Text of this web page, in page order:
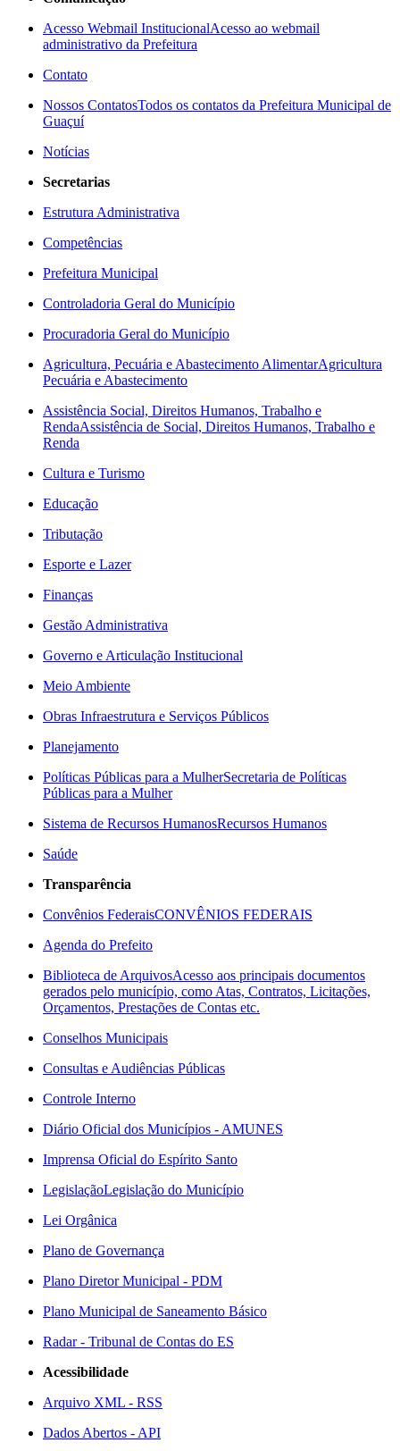
Acesso Webmail InstitucionalAcesso ao webmail
administrativo da Prefeitura
Contato
Nossos ContatosTodos os contatos da Prefeitura Municipal de
Guaçuí
Notícias
Secretarias
Estrutura Administrativa
Competências
Prefeitura Municipal
Controladoria Geral do Município
Procuradoria Geral do Município
Agricultura, Pecuária e Abastecimento AlimentarAgricultura
Pecuária e Abastecimento
Assistência Social, Direitos Humanos, Trabalho e
RendaAssistência de Social, Direitos Humanos, Trabalho e
Renda
Cultura e Turismo
Educação
Tributação
Esporte e Lazer
Finanças
Gestão Administrativa
Governo e Articulação Institucional
Meio Ambiente
Obras Infraestrutura e Serviços Públicos
Planejamento
Políticas Públicas para a MulherSecretaria de Políticas
Públicas para a Mulher
Sistema de Recursos HumanosRecursos Humanos
Saúde
Transparência
Convênios FederaisCONVÊNIOS FEDERAIS
Agenda do Prefeito
Biblioteca de ArquivosAcesso aos principais documentos
gerados pelo município, como Atas, Contratos, Licitações,
Orçamentos, Prestações de Contas etc.
Conselhos Municipais
Consultas e Audiências Públicas
Controle Interno
Diário Oficial dos Municípios - AMUNES
Imprensa Oficial do Espírito Santo
LegislaçãoLegislação do Município
Lei Orgânica
Plano de Governança
Plano Diretor Municipal - PDM
Plano Municipal de Saneamento Básico
Radar - Tribunal de Contas do ES
Acessibilidade
Arquivo XML - RSS
Dados Abertos - API